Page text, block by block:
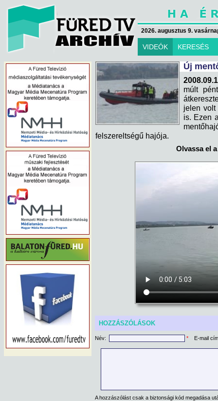
2026. augusztus 9.
VIDEÓK KERESÉS
Új
múlt
jelen volt
is. Ezen
felszereltségű hajója.
Olvassa el
HOZZÁSZÓLÁSOK
Név: * E-mail
A hozzászólást csak a biztonsági kód megadása